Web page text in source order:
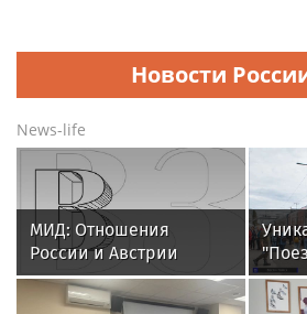
Новости
News-life
МИД: Отношения
России и Австрии
упали до низшей точки